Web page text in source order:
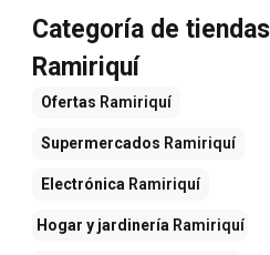
Categoría de
Ramiriquí
Ofertas Ramiriquí
Supermercados Ramiriquí
Electrónica Ramiriquí
Hogar y jardinería Ramiriquí